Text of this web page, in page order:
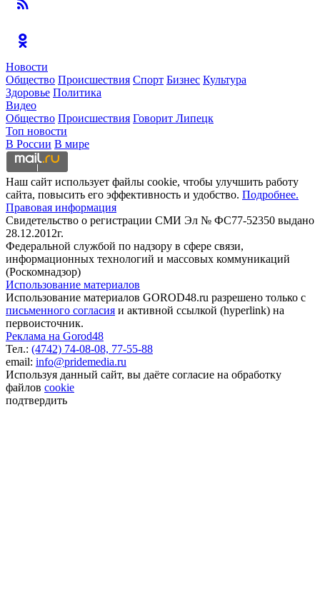
Новости
Общество Происшествия Спорт Бизнес Культура
Здоровье Политика
Видео
Общество Происшествия Говорит Липецк
Топ новости
В России В мире
Наш сайт использует файлы cookie, чтобы улучшить работу
сайта, повысить его эффективность и удобство. Подробнее.
Правовая информация
Свидетельство о регистрации СМИ Эл № ФС77-52350 выдано
28.12.2012г.
Федеральной службой по надзору в сфере связи,
информационных технологий и массовых коммуникаций
(Роскомнадзор)
Использование материалов
Использование материалов GOROD48.ru разрешено только с
письменного согласия и активной ссылкой (hyperlink) на
первоисточник.
Реклама на Gorod48
Тел.: (4742) 74-08-08, 77-55-88
email: info@pridemedia.ru
Используя данный сайт, вы даёте согласие на обработку
файлов cookie
подтвердить